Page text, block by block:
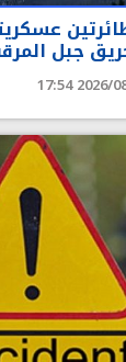
جبل
2026/08/